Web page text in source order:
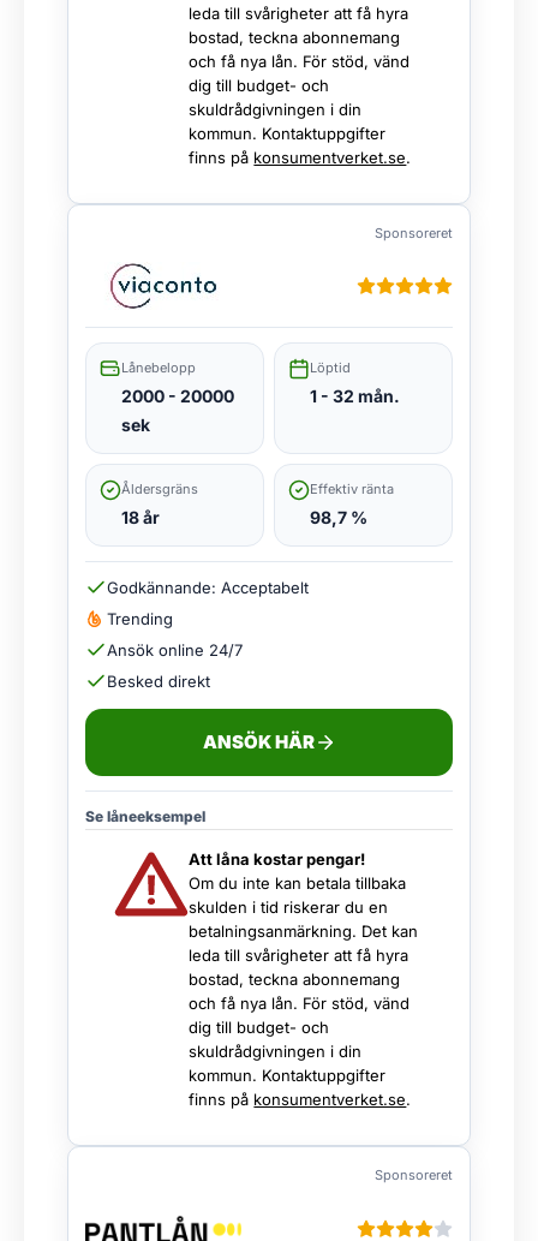
leda till svårigheter att få hyra
bostad, teckna abonnemang
och få nya lån. För stöd, vänd
dig till budget- och
skuldrådgivningen i din
kommun. Kontaktuppgifter
finns på konsumentverket.se.
Sponsoreret
Lånebelopp
2000 - 20000
sek
Löptid
1 - 32 mån.
Åldersgräns
18 år
Effektiv ränta
98,7 %
Godkännande: Acceptabelt
Trending
Ansök online 24/7
Besked direkt
ANSÖK HÄR
Se låneeksempel
Att låna kostar pengar!
Om du inte kan betala tillbaka
skulden i tid riskerar du en
betalningsanmärkning. Det kan
leda till svårigheter att få hyra
bostad, teckna abonnemang
och få nya lån. För stöd, vänd
dig till budget- och
skuldrådgivningen i din
kommun. Kontaktuppgifter
finns på konsumentverket.se.
Sponsoreret